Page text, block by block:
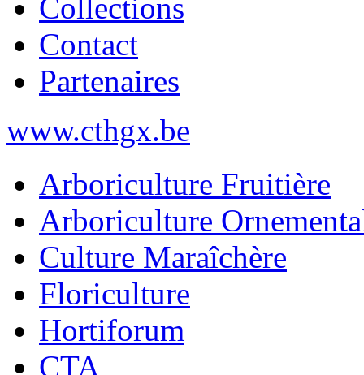
Collections
Contact
Partenaires
www.cthgx.be
Arboriculture Fruitière
Arboriculture
Culture Maraîchère
Floriculture
Hortiforum
CTA